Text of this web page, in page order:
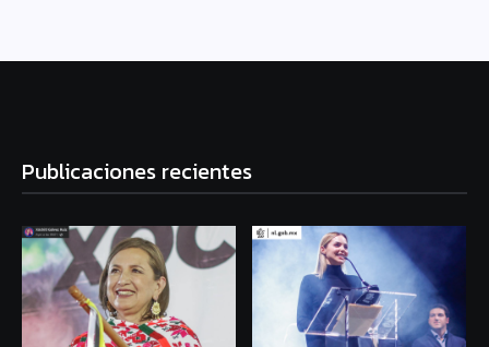
Publicaciones recientes